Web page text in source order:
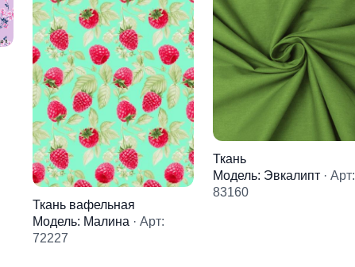
Ткань вафельная
Модель: Малина · Арт:
72227
Ткань
Модель: Эвкалипт · Арт:
83160